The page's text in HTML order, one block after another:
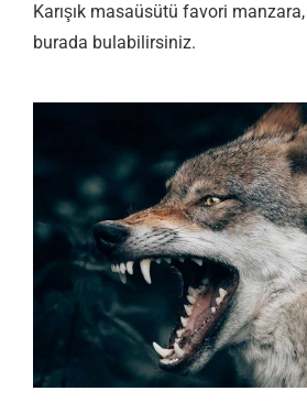
Karışık masaüsütü favori
burada bulabilirsiniz.